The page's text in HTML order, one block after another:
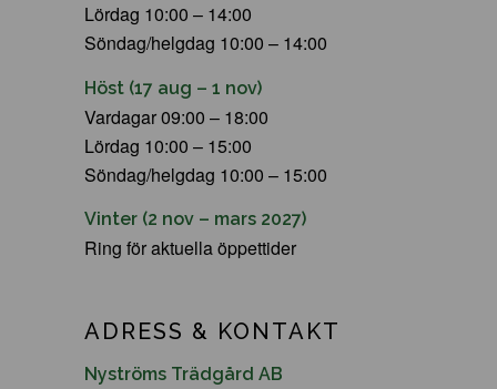
Lördag 10:00 – 14:00
Söndag/helgdag 10:00 – 14:00
Höst (17 aug – 1 nov)
Vardagar 09:00 – 18:00
Lördag 10:00 – 15:00
Söndag/helgdag 10:00 – 15:00
Vinter (2 nov – mars 2027)
Ring för aktuella öppettider
ADRESS & KONTAKT
Nyströms Trädgård AB